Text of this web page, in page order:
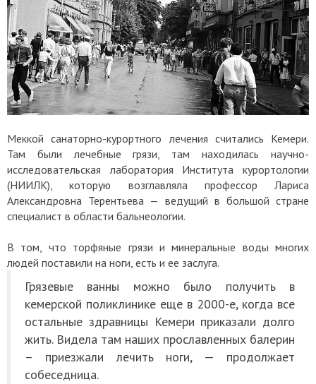
Меккой санаторно-курортного лечения считались Кемери.
Там были лечебные грязи, там находилась научно-
исследовательская лаборатория Института курортологии
(НИИЛК), которую возглавляла профессор Лариса
Александровна Терентьева — ведущий в большой стране
специалист в области бальнеологии.
В том, что торфяные грязи и минеральные воды многих
людей поставили на ноги, есть и ее заслуга.
Грязевые ванны можно было получить в
кемерской поликлинике еще в 2000-е, когда все
остальные здравницы Кемери приказали долго
жить. Видела там наших прославленных балерин
– приезжали лечить ноги, — продолжает
собеседница.